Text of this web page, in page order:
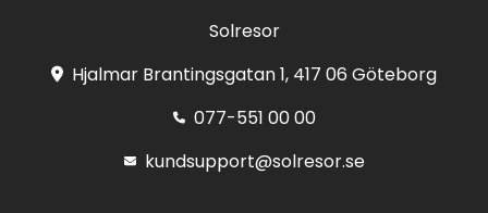
Solresor
Hjalmar Brantingsgatan 1, 417 06 Göteborg
077-551 00 00
kundsupport@solresor.se